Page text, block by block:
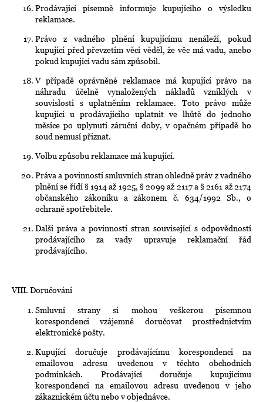
Prodávající písemně informuje kupujícího o výsledku
reklamace.
Právo z vadného plnění kupujícímu nenáleží, pokud
kupující před převzetím věci věděl, že věc má vadu, anebo
pokud kupující vadu sám způsobil.
V případě oprávněné reklamace má kupující právo na
náhradu účelně vynaložených nákladů vzniklých v
souvislosti s uplatněním reklamace. Toto právo může
kupující u prodávajícího uplatnit ve lhůtě do jednoho
měsíce po uplynutí záruční doby, v opačném případě ho
soud nemusí přiznat.
Volbu způsobu reklamace má kupující.
Práva a povinnosti smluvních stran ohledně práv z vadného
plnění se řídí § 1914 až 1925, § 2099 až 2117 a § 2161 až 2174
občanského zákoníku a zákonem č. 634/1992 Sb., o
ochraně spotřebitele.
Další práva a povinnosti stran související s odpovědností
prodávajícího za vady upravuje reklamační řád
prodávajícího.
VIII. Doručování
Smluvní strany si mohou veškerou písemnou
korespondenci vzájemně doručovat prostřednictvím
elektronické pošty.
Kupující doručuje prodávajícímu korespondenci na
emailovou adresu uvedenou v těchto obchodních
podmínkách. Prodávající doručuje kupujícímu
korespondenci na emailovou adresu uvedenou v jeho
zákaznickém účtu nebo v objednávce.